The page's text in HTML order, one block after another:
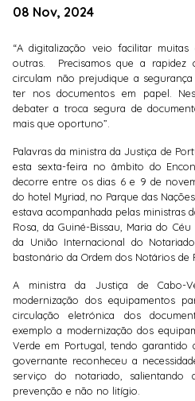
08 Nov, 2024
“A digitalização veio facilitar
outras. Precisamos que a rapidez
circulam não prejudique a
ter nos documentos em papel.
debater a troca segura de
mais que oportuno”.
Palavras da ministra da Justiça de
esta sexta-feira no âmbito do
decorre entre os dias 6 e 9 de
do hotel Myriad, no Parque das
estava acompanhada pelas ministras
Rosa, da Guiné-Bissau, Maria do
da União Internacional do
bastonário da Ordem dos Notários de
A ministra da Justiça de Cabo-
modernização dos equipamentos
circulação eletrónica dos
exemplo a modernização dos
Verde em Portugal, tendo
governante reconheceu a
serviço do notariado,
prevenção e não no litígio.